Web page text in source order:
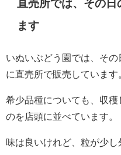
直売所では、その
ます
いぬいぶどう園では、そ
に直売所で販売しています
希少品種についても、収
のを店頭に並べています。
味は良いけれど、粒が少し